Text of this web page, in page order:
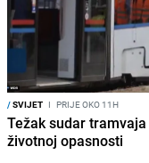
/SVIJET I PRIJE OKO 11H
Težak sudar
životnoj opasnosti